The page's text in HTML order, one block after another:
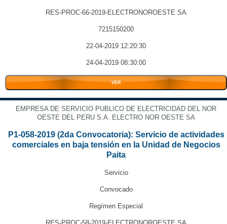
RES-PROC-66-2019-ELECTRONOROESTE SA
7215150200
22-04-2019 12:20:30
24-04-2019 08:30:00
VER
EMPRESA DE SERVICIO PUBLICO DE ELECTRICIDAD DEL NOR
OESTE DEL PERU S.A. ELECTRO NOR OESTE SA
P1-058-2019 (2da Convocatoria): Servicio de actividades
comerciales en baja tensión en la Unidad de Negocios
Paita
Servicio
Convocado
Regímen Especial